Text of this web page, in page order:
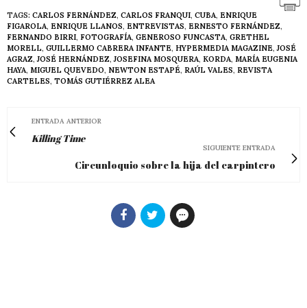
TAGS: CARLOS FERNÁNDEZ, CARLOS FRANQUI, CUBA, ENRIQUE
FIGAROLA, ENRIQUE LLANOS, ENTREVISTAS, ERNESTO FERNÁNDEZ,
FERNANDO BIRRI, FOTOGRAFÍA, GENEROSO FUNCASTA, GRETHEL
MORELL, GUILLERMO CABRERA INFANTE, HYPERMEDIA MAGAZINE,JOSÉ
AGRAZ,JOSÉ HERNÁNDEZ,JOSEFINA MOSQUERA, KORDA, MARÍA EUGENIA
HAYA, MIGUEL QUEVEDO, NEWTON ESTAPÉ, RAÚL VALES, REVISTA
CARTELES, TOMÁS GUTIÉRREZ ALEA
ENTRADA ANTERIOR
Killing Time
SIGUIENTE ENTRADA
Circunloquio sobre la hija del carpintero